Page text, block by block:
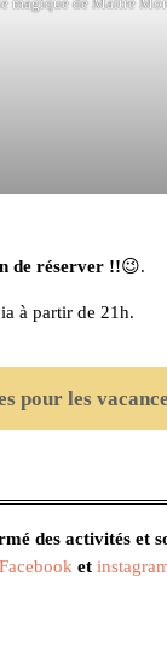
de réserver !!😉.
à partir de 21h.
pour les
des activités et
Facebook et